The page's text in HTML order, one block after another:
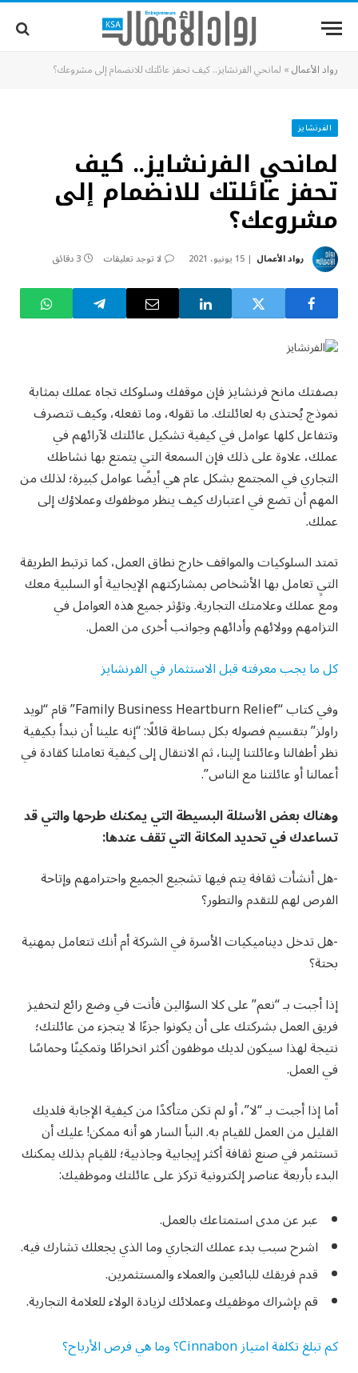
رواد الأعمال» لمانحي الفرنشايز.. كيف تحفز عائلتك للانضمام إلى مشروعك؟
الفرنشايز
لمانحي الفرنشايز.. كيف
تحفز عائلتك للانضمام إلى
مشروعك؟
رواد الأعمال 15 يونيو، 2021 لا توجد تعليقات 3 دقائق
بصفتك مانح فرنشايز فإن موقفك وسلوكك تجاه عملك بمثابة
نموذج يُحتذى به لعائلتك. ما تقوله، وما تفعله، وكيف تتصرف
وتتفاعل كلها عوامل في كيفية تشكيل عائلتك لآرائهم في
عملك، علاوة على ذلك فإن السمعة التي يتمتع بها نشاطك
التجاري في المجتمع بشكل عام هي أيضًا عوامل كبيرة؛ لذلك من
المهم أن تضع في اعتبارك كيف ينظر موظفوك وعملاؤك إلى
عملك.
تمتد السلوكيات والمواقف خارج نطاق العمل، كما ترتبط الطريقة
التيِ تعامل بها الأشخاص بمشاركتهم الإيجابية أو السلبية معك
ومع عملك وعلامتك التجارية. وتؤثر جميع هذه العوامل في
التزامهم وولائهم وأدائهم وجوانب أخرى من العمل.
كل ما يجب معرفته قبل الاستثمار في الفرنشايز
وفي كتاب “Family Business Heartburn Relief” قام “لويد
راولز” بتقسيم فصوله بكل بساطة قائلًا: “إنه علينا أن نبدأ بكيفية
نظر أطفالنا وعائلتنا إلينا، ثم الانتقال إلى كيفية تعاملنا كقادة في
أعمالنا أو عائلتنا مع الناس”.
وهناك بعض الأسئلة البسيطة التي يمكنك طرحها والتي قد
تساعدك في تحديد المكانة التي تقف عندها:
-هل أنشأت ثقافة يتم فيها تشجيع الجميع واحترامهم وإتاحة
الفرص لهم للتقدم والتطور؟
-هل تدخل ديناميكيات الأسرة في الشركة أم أنك تتعامل بمهنية
بحتة؟
إذا أجبت بـ “نعم” على كلا السؤالين فأنت في وضع رائع لتحفيز
فريق العمل بشركتك على أن يكونوا جزءًا لا يتجزء من عائلتك؛
نتيجة لهذا سيكون لديك موظفون أكثر انخراطًا وتمكينًا وحماسًا
في العمل.
أما إذا أجبت بـ “لا”، أو لم تكن متأكدًا من كيفية الإجابة فلديك
القليل من العمل للقيام به. النبأ السار هو أنه ممكن! عليك أن
تستثمر في صنع ثقافة أكثر إيجابية وجاذبية؛ للقيام بذلك يمكنك
البدء بأربعة عناصر إلكترونية تركز على عائلتك وموظفيك:
عبر عن مدى استمتاعك بالعمل.
اشرح سبب بدء عملك التجاري وما الذي يجعلك تشارك فيه.
قدم فريقك للبائعين والعملاء والمستثمرين.
قم بإشراك موظفيك وعملائك لزيادة الولاء للعلامة التجارية.
كم تبلغ تكلفة امتياز Cinnabon؟ وما هي فرص الأرباح؟